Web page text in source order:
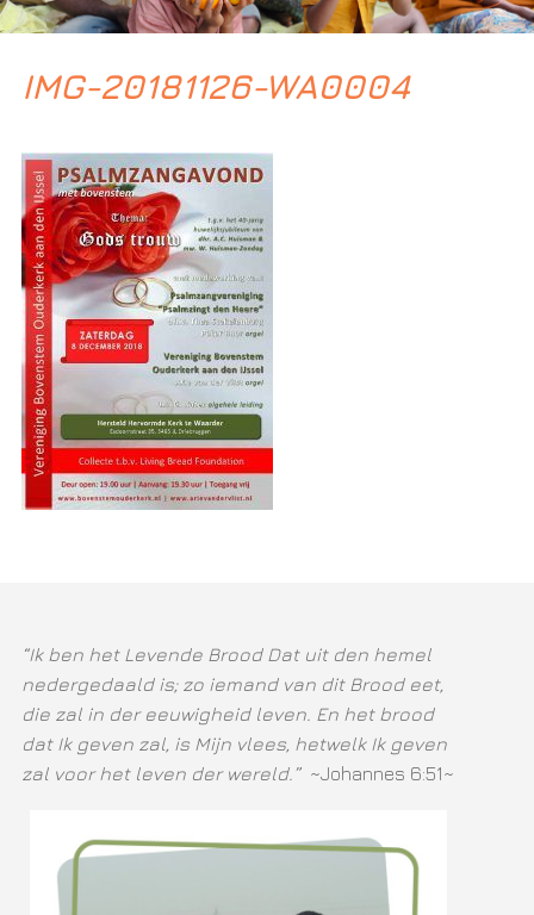
IMG-20181126-WA0004
“Ik ben het Levende Brood Dat uit den hemel
nedergedaald is; zo iemand van dit Brood eet,
die zal in der eeuwigheid leven. En het brood
dat Ik geven zal, is Mijn vlees, hetwelk Ik geven
zal voor het leven der wereld.” ~Johannes 6:51~